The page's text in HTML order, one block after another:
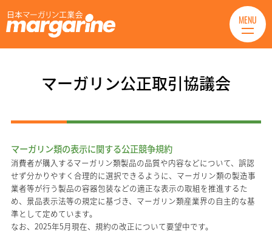
MENU
マーガリン公正取引協議会
マーガリン類の表示に関する公正競争規約
消費者が購入するマーガリン類製品の品質や内容などについて、誤認
せず分かりやすく合理的に選択できるように、マーガリン類の製造事
業者等が行う製品の容器包装などの適正な表示の取組を推進するた
め、景品表示法等の規定に基づき、マーガリン類産業界の自主的な基
準として定めています。
なお、2025年5月現在、規約の改正について要望中です。